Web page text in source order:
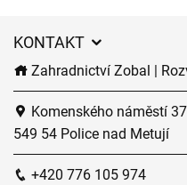
KONTAKT
Zahradnictví Zobal |
Komenského náměstí
549 54 Police nad Metují
+420 776 105 974